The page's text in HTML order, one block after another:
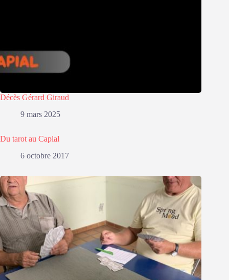
Décès Gérard Giraud
9 mars 2025
Du tarot au Capial
6 octobre 2017